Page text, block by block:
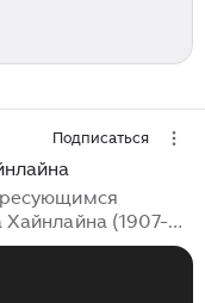
Подписаться
Хайнлайна (1907-
На канале